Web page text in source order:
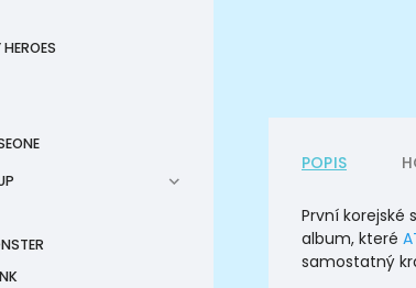
POPIS
První korejské
album, které
samostatný